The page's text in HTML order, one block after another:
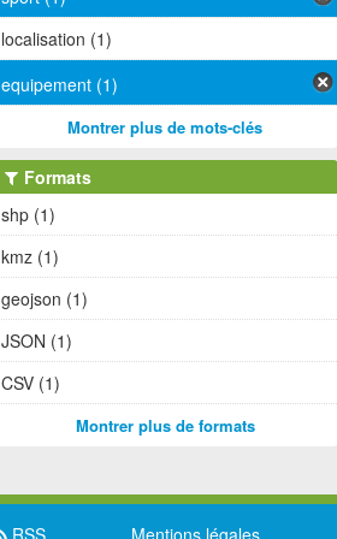
localisation (1)
equipement (1)
Montrer plus de mots-clés
Formats
shp (1)
kmz (1)
geojson (1)
JSON (1)
CSV (1)
Montrer plus de formats
RSS Mentions légales